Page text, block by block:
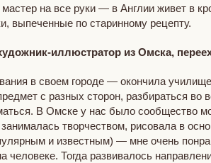
на все руки — в Англии живет в
выпеченные по старинному рецепту.
иллюстратор из Омска,
в своем городе — окончила
с разных сторон, разбираться
В Омске у нас было
творчеством, рисовала в
и известным) — мне очень
человеке. Тогда развивалось